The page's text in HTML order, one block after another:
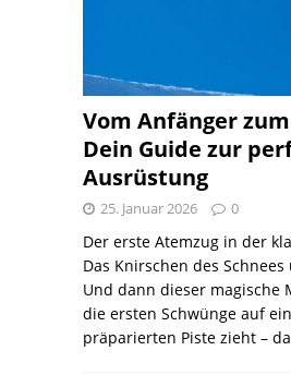
Vom Anfänger
Dein Guide zur
Ausrüstung
25. Januar 2026 0
Der erste Atemzug in der
Das Knirschen des
Und dann dieser magische
die ersten Schwünge auf
präparierten Piste zieht –